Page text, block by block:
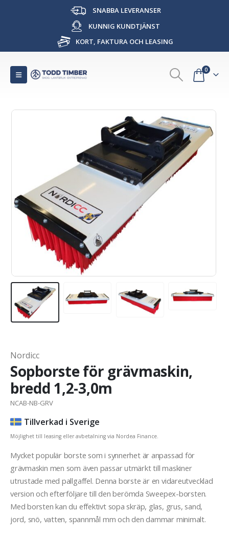
SNABBA LEVERANSER
KUNNIG KUNDTJÄNST
KORT, FAKTURA OCH LEASING
0
Nordicc
Sopborste för grävmaskin,
bredd 1,2-3,0m
NCAB-NB-GRV
Tillverkad i Sverige
Möjlighet till leasing eller avbetalning via Nordea Finance.
Mycket populär borste som i synnerhet är anpassad för
grävmaskin men som även passar utmärkt till maskiner
utrustade med pallgaffel. Denna borste är en vidareutvecklad
version och efterföljare till den berömda Sweepex-borsten.
Med borsten kan du effektivt sopa skräp, glas, grus, sand,
jord, snö, vatten, spannmål mm och den dammar minimalt.